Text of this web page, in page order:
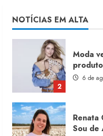
NOTÍCIAS EM ALTA
2
6 de
3
Renata
Sou de
5 de
Fakini
receita